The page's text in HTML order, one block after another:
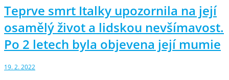
Teprve smrt Italky upozornila na její
osamělý život a lidskou nevšímavost.
Po 2 letech byla objevena její mumie
19. 2. 2022